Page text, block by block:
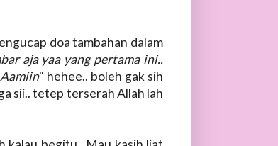
doa tambahan dalam
aja yaa yang pertama ini..
" hehee.. boleh gak sih
sii.. tetep terserah Allah lah